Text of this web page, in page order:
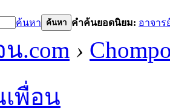
ค้นหา ค้นหา คำค้นยอดนิยม: อาจาร
น.com ›
เพื่อน